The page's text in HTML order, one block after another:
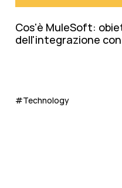
Cos'è MuleSoft:
dell'integrazione
#Technology